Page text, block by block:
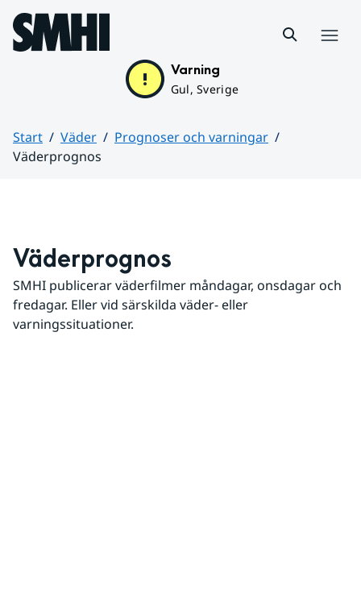
Hoppa till sidans innehåll
Varning
Gul, Sverige
Start Väder
Prognoser och varningar
Väderprognos
Väderprognos
SMHI publicerar väderfilmer måndagar, onsdagar och
fredagar. Eller vid särskilda väder- eller
varningssituationer.